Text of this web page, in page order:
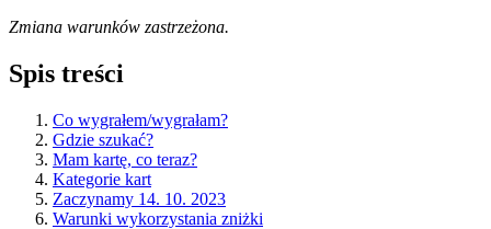
Zmiana warunków zastrzeżona.
Spis treści
Co wygrałem/wygrałam?
Gdzie szukać?
Mam kartę, co teraz?
Kategorie kart
Zaczynamy 14. 10. 2023
Warunki wykorzystania zniżki